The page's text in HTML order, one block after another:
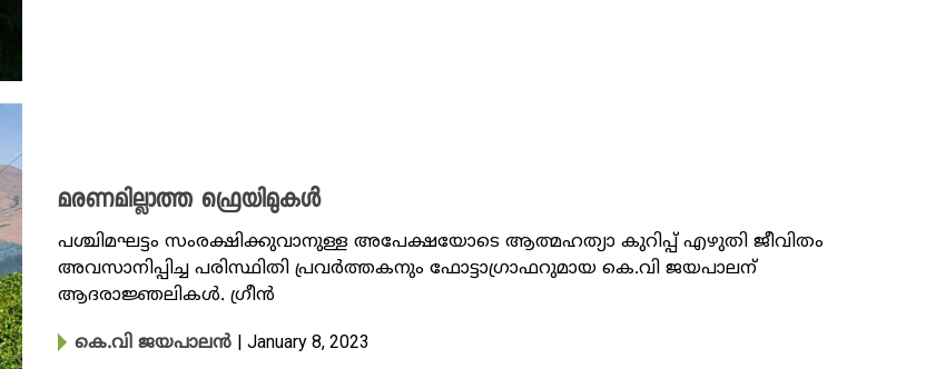
മരണമില്ലാത്ത ഫ്രെയിമുകൾ
പശ്ചിമഘട്ടം സംരക്ഷിക്കുവാനുള്ള അപേക്ഷയോടെ ആത്മഹത്യാ കുറിപ്പ് എഴുതി ജീവിതം
അവസാനിപ്പിച്ച പരിസ്ഥിതി പ്രവ‍‌ർത്തകനും ഫോട്ടാഗ്രാഫറുമായ കെ.വി ജയപാലന്
ആദരാജ്ഞലികൾ. ഗ്രീൻ
കെ.വി ജയപാലൻ | January 8, 2023